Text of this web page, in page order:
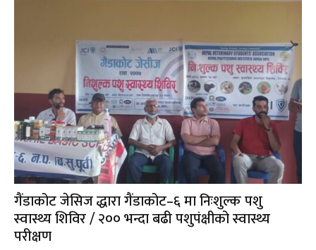
गैंडाकोट जेसिज द्धारा गैंडाकोट–६ मा निःशुल्क पशु
स्वास्थ्य शिविर / २०० भन्दा बढी पशुपंक्षीको स्वास्थ्य
परीक्षण